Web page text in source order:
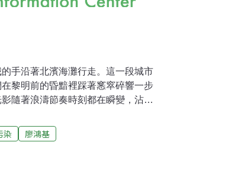
手沿著北濱海灘行走。這一段城市
黎明前的昏黯裡踩著窸窣碎響一步
隨著浪濤節奏時刻都在瞬變，沾浮
海灘上看日出的場景，那光影變化
如鼓……海灘上的每一秒、每一刻
染 廖鴻基